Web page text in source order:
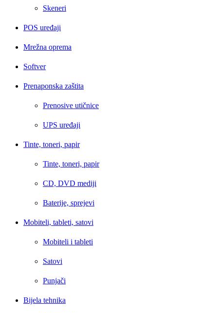
Skeneri
POS uređaji
Mrežna oprema
Softver
Prenaponska zaštita
Prenosive utičnice
UPS uređaji
Tinte, toneri, papir
Tinte, toneri, papir
CD, DVD mediji
Baterije, sprejevi
Mobiteli, tableti, satovi
Mobiteli i tableti
Satovi
Punjači
Bijela tehnika